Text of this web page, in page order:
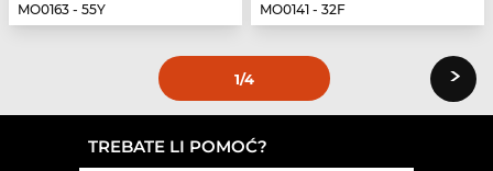
MO0163 - 55Y
MO0141 - 32F
1/4 ›
TREBATE LI POMOĆ?